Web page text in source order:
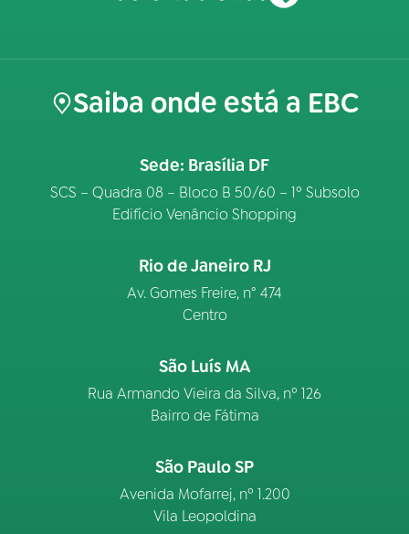
Saiba onde está a EBC
Sede: Brasília DF
SCS – Quadra 08 – Bloco B 50/60 – 1º Subsolo
Edifício Venâncio Shopping
Rio de Janeiro RJ
Av. Gomes Freire, n° 474
Centro
São Luís MA
Rua Armando Vieira da Silva, nº 126
Bairro de Fátima
São Paulo SP
Avenida Mofarrej, nº 1.200
Vila Leopoldina